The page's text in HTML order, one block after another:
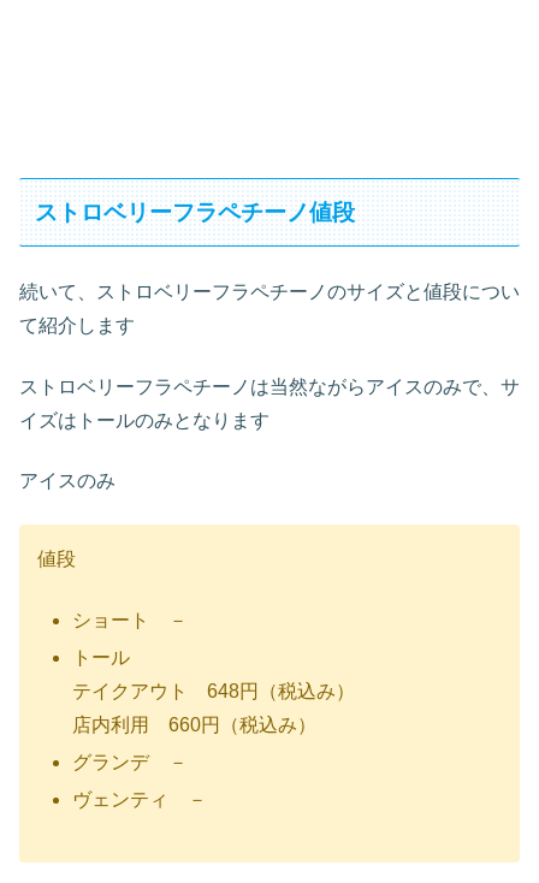
ストロベリーフラペチーノ値段
続いて、ストロベリーフラペチーノのサイズと値段につい
て紹介します
ストロベリーフラペチーノは当然ながらアイスのみで、サ
イズはトールのみとなります
アイスのみ
値段
ショート －
トール
テイクアウト 648円（税込み）
店内利用 660円（税込み）
グランデ －
ヴェンティ －